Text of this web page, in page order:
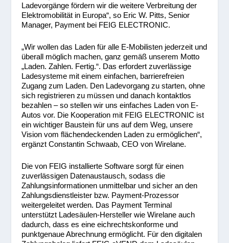
Ladevorgänge fördern wir die weitere Verbreitung der
Elektromobilität in Europa“, so Eric W. Pitts, Senior
Manager, Payment bei FEIG ELECTRONIC.
„Wir wollen das Laden für alle E-Mobilisten jederzeit und
überall möglich machen, ganz gemäß unserem Motto
„Laden. Zahlen. Fertig.“. Das erfordert zuverlässige
Ladesysteme mit einem einfachen, barrierefreien
Zugang zum Laden. Den Ladevorgang zu starten, ohne
sich registrieren zu müssen und danach kontaktlos
bezahlen – so stellen wir uns einfaches Laden von E-
Autos vor. Die Kooperation mit FEIG ELECTRONIC ist
ein wichtiger Baustein für uns auf dem Weg, unsere
Vision vom flächendeckenden Laden zu ermöglichen“,
ergänzt Constantin Schwaab, CEO von Wirelane.
Die von FEIG installierte Software sorgt für einen
zuverlässigen Datenaustausch, sodass die
Zahlungsinformationen unmittelbar und sicher an den
Zahlungsdienstleister bzw. Payment-Prozessor
weitergeleitet werden. Das Payment Terminal
unterstützt Ladesäulen-Hersteller wie Wirelane auch
dadurch, dass es eine eichrechtskonforme und
punktgenaue Abrechnung ermöglicht. Für den digitalen